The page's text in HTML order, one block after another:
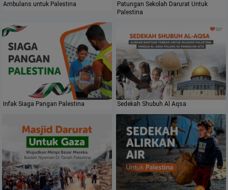
Ambulans untuk Palestina
Patungan Sekolah Darurat Untuk
Palestina
Infak Siaga Pangan Palestina Sedekah Shubuh Al Aqsa